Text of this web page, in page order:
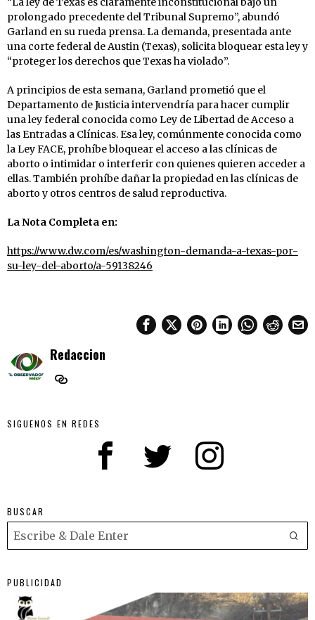
prolongado precedente del Tribunal Supremo”, abundó
Garland en su rueda prensa. La demanda, presentada ante
una corte federal de Austin (Texas), solicita bloquear esta ley y
“proteger los derechos que Texas ha violado”.
A principios de esta semana, Garland prometió que el
Departamento de Justicia intervendría para hacer cumplir
una ley federal conocida como Ley de Libertad de Acceso a
las Entradas a Clínicas. Esa ley, comúnmente conocida como
la Ley FACE, prohíbe bloquear el acceso a las clínicas de
aborto o intimidar o interferir con quienes quieren acceder a
ellas. También prohíbe dañar la propiedad en las clínicas de
aborto y otros centros de salud reproductiva.
La Nota Completa en:
https://www.dw.com/es/washington-demanda-a-texas-por-
su-ley-del-aborto/a-59138246
Redaccion
SIGUENOS EN REDES
BUSCAR
PUBLICIDAD